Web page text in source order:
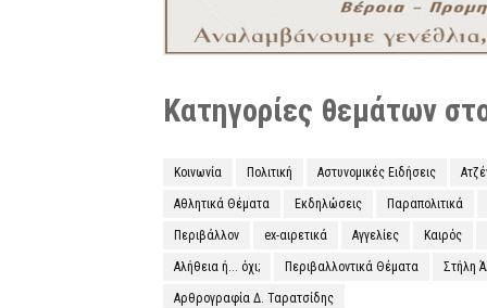
Κατηγορίες θεμάτων
Κοινωνία Πολιτική Αστυνομικές Ειδήσεις
Αθλητικά Θέματα Εκδηλώσεις Παραπολιτικά
Περιβάλλον ex-αιρετικά Αγγελίες Καιρός
Αλήθεια ή... όχι; Περιβαλλοντικά Θέματα Στήλη
Αρθρογραφία Δ. Ταρατσίδης